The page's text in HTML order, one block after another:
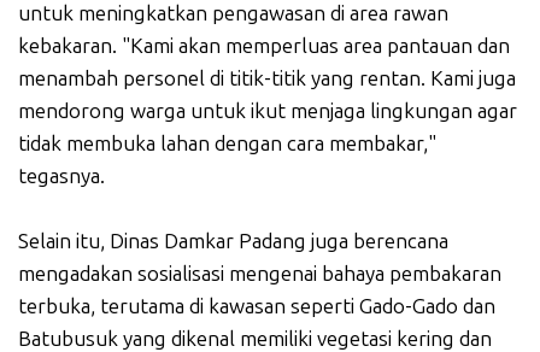
untuk meningkatkan pengawasan di area rawan
kebakaran. "Kami akan memperluas area pantauan dan
menambah personel di titik-titik yang rentan. Kami juga
mendorong warga untuk ikut menjaga lingkungan agar
tidak membuka lahan dengan cara membakar,"
tegasnya.
Selain itu, Dinas Damkar Padang juga berencana
mengadakan sosialisasi mengenai bahaya pembakaran
terbuka, terutama di kawasan seperti Gado-Gado dan
Batubusuk yang dikenal memiliki vegetasi kering dan